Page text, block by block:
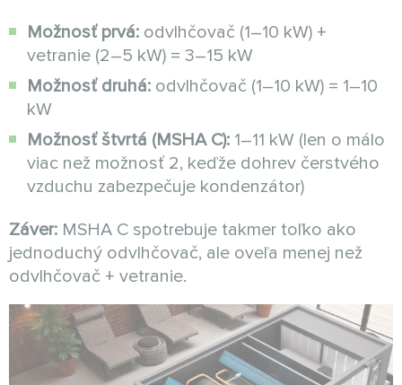
Možnosť prvá: odvlhčovač (1–10 kW) +
vetranie (2–5 kW) = 3–15 kW
Možnosť druhá: odvlhčovač (1–10 kW) = 1–10
kW
Možnosť štvrtá (MSHA C): 1–11 kW (len o málo
viac než možnosť 2, keďže dohrev čerstvého
vzduchu zabezpečuje kondenzátor)
Záver: MSHA C spotrebuje takmer toľko ako
jednoduchý odvlhčovač, ale oveľa menej než
odvlhčovač + vetranie.